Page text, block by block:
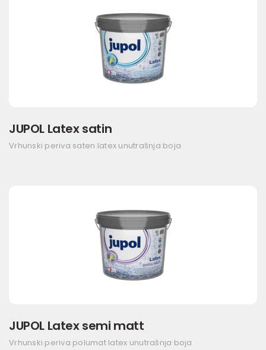
JUPOL Latex satin
Vrhunski periva saten latex unutrašnja boja
JUPOL Latex semi matt
Vrhunski periva polumat latex unutrašnja boja